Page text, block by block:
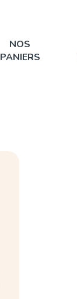
NOS
PANIERS